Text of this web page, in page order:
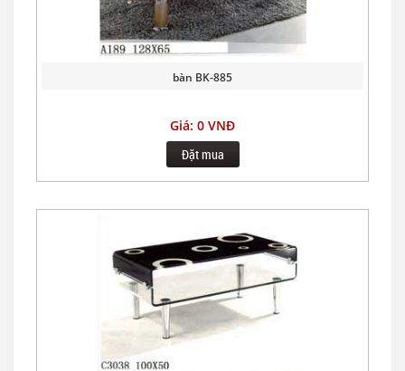
bàn BK-885
Giá: 0 VNĐ
Đặt mua